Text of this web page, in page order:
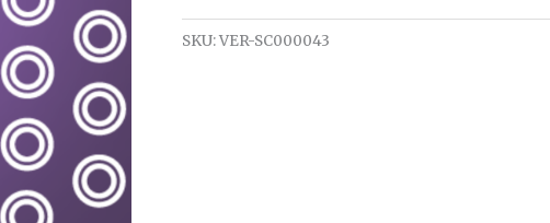
SKU:VER-SC000043